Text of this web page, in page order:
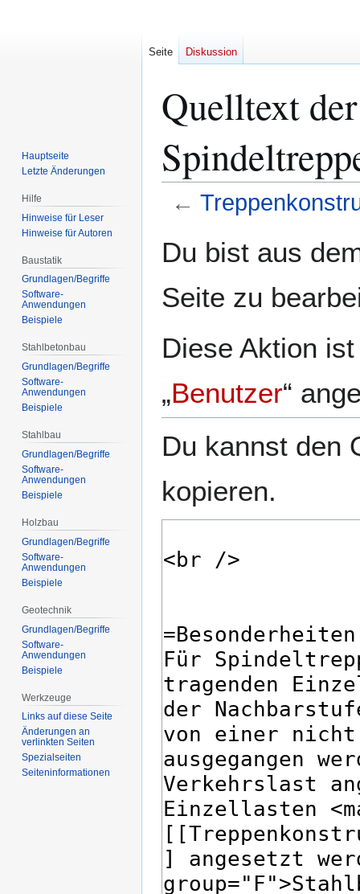
Quelltext
←
Navigation
Suche
Du bist aus
Seite zu
Diese Aktion
„Benutzer“
Du kannst den
kopieren.
Seite Diskussion
Hauptseite
Letzte Änderungen
Hilfe
Hinweise für Leser
Hinweise für Autoren
Baustatik
Grundlagen/Begriffe
Software-
Anwendungen
Beispiele
Stahlbetonbau
Grundlagen/Begriffe
Software-
Anwendungen
Beispiele
Stahlbau
Grundlagen/Begriffe
Software-
Anwendungen
Beispiele
Holzbau
Grundlagen/Begriffe
Software-
Anwendungen
Beispiele
Geotechnik
Grundlagen/Begriffe
Software-
Anwendungen
Beispiele
Werkzeuge
Links auf diese Seite
Änderungen an
verlinkten Seiten
Spezialseiten
Seiten­­informationen